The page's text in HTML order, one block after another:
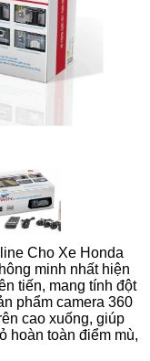
Cho Xe Honda
minh nhất hiện
tiến, mang tính đột
phẩm camera 360
cao xuống, giúp
hoàn toàn điểm mù,